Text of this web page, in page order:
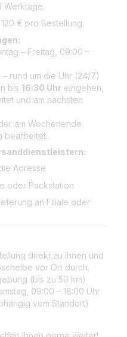
Werktage.
€ pro Bestellung.
– Freitag, 09:00 –
rund um die Uhr (24/7)
bis 16:30 Uhr eingehen,
und am nächsten
am Wochenende
bearbeitet.
Adresse
oder Packstation
an Filiale oder
direkt zu Ihnen und
vor Ort durch.
(bis zu 50 km)
09:00 – 18:00 Uhr
vom Standort)